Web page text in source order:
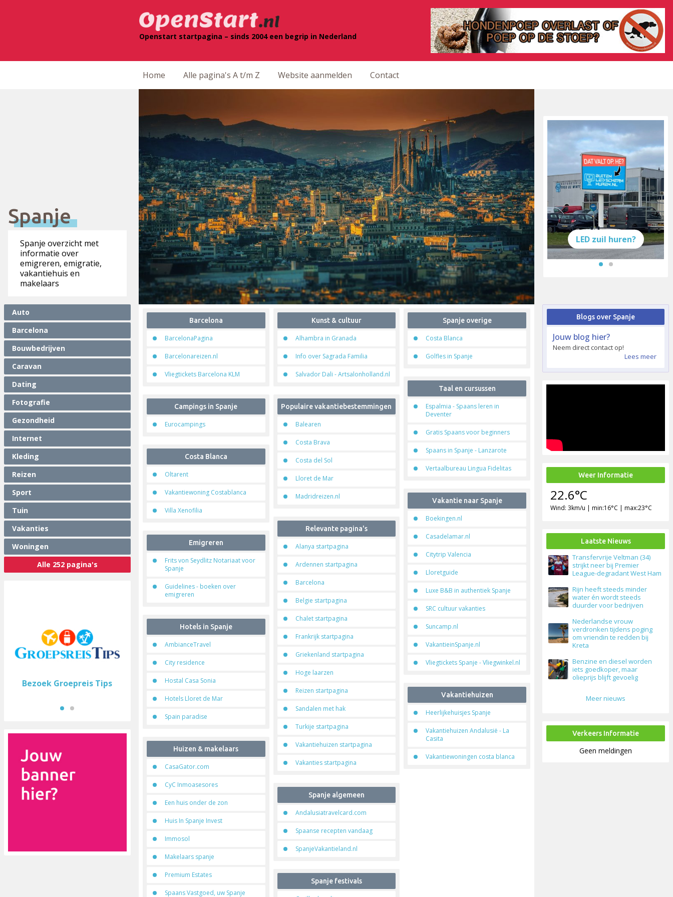
Openstart startpagina – sinds 2004 een begrip in Nederland
Home Alle pagina's A t/m Z Website aanmelden Contact
Spanje
Spanje overzicht met
informatie over
emigreren, emigratie,
vakantiehuis en
makelaars
LED zuil huren?
Auto
Barcelona
Bouwbedrijven
Caravan
Dating
Fotografie
Gezondheid
Internet
Kleding
Reizen
Sport
Tuin
Vakanties
Woningen
Alle 252 pagina's
Bezoek Groepreis Tips
Barcelona
BarcelonaPagina
Barcelonareizen.nl
Vliegtickets Barcelona KLM
Campings in Spanje
Eurocampings
Costa Blanca
Oltarent
Vakantiewoning Costablanca
Villa Xenofilia
Emigreren
Frits von Seydlitz Notariaat voor
Spanje
Guidelines - boeken over
emigreren
Hotels in Spanje
AmbianceTravel
City residence
Hostal Casa Sonia
Hotels Lloret de Mar
Spain paradise
Huizen & makelaars
CasaGator.com
CyC Inmoasesores
Een huis onder de zon
Huis In Spanje Invest
Immosol
Makelaars spanje
Premium Estates
Spaans Vastgoed, uw Spanje
Kunst & cultuur
Alhambra in Granada
Info over Sagrada Familia
Salvador Dali - Artsalonholland.nl
Populaire vakantiebestemmingen
Balearen
Costa Brava
Costa del Sol
Lloret de Mar
Madridreizen.nl
Relevante pagina's
Alanya startpagina
Ardennen startpagina
Barcelona
Belgie startpagina
Chalet startpagina
Frankrijk startpagina
Griekenland startpagina
Hoge laarzen
Reizen startpagina
Sandalen met hak
Turkije startpagina
Vakantiehuizen startpagina
Vakanties startpagina
Spanje algemeen
Andalusiatravelcard.com
Spaanse recepten vandaag
SpanjeVakantieland.nl
Spanje festivals
Spanje overige
Costa Blanca
Golfles in Spanje
Taal en cursussen
Espalmia - Spaans leren in
Deventer
Gratis Spaans voor beginners
Spaans in Spanje - Lanzarote
Vertaalbureau Lingua Fidelitas
Vakantie naar Spanje
Boekingen.nl
Casadelamar.nl
Citytrip Valencia
Lloretguide
Luxe B&B in authentiek Spanje
SRC cultuur vakanties
Suncamp.nl
VakantieinSpanje.nl
Vliegtickets Spanje - Vliegwinkel.nl
Vakantiehuizen
Heerlijkehuisjes Spanje
Vakantiehuizen Andalusië - La
Casita
Vakantiewoningen costa blanca
Blogs over Spanje
Jouw blog hier?
Neem direct contact op!
Lees meer
Weer Informatie
22.6°C
Wind: 3km/u | min:16°C | max:23°C
Laatste Nieuws
Transfervrije Veltman (34)
strijkt neer bij Premier
League-degradant West Ham
Rijn heeft steeds minder
water én wordt steeds
duurder voor bedrijven
Nederlandse vrouw
verdronken tijdens poging
om vriendin te redden bij
Kreta
Benzine en diesel worden
iets goedkoper, maar
olieprijs blijft gevoelig
Meer nieuws
Verkeers Informatie
Geen meldingen